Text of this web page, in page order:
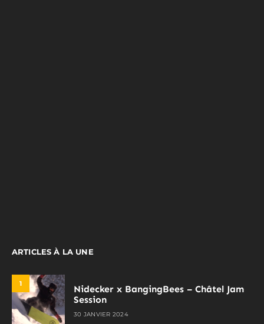
ARTICLES À LA UNE
1
Nidecker x BangingBees – Châtel Jam
Session
30 JANVIER 2024